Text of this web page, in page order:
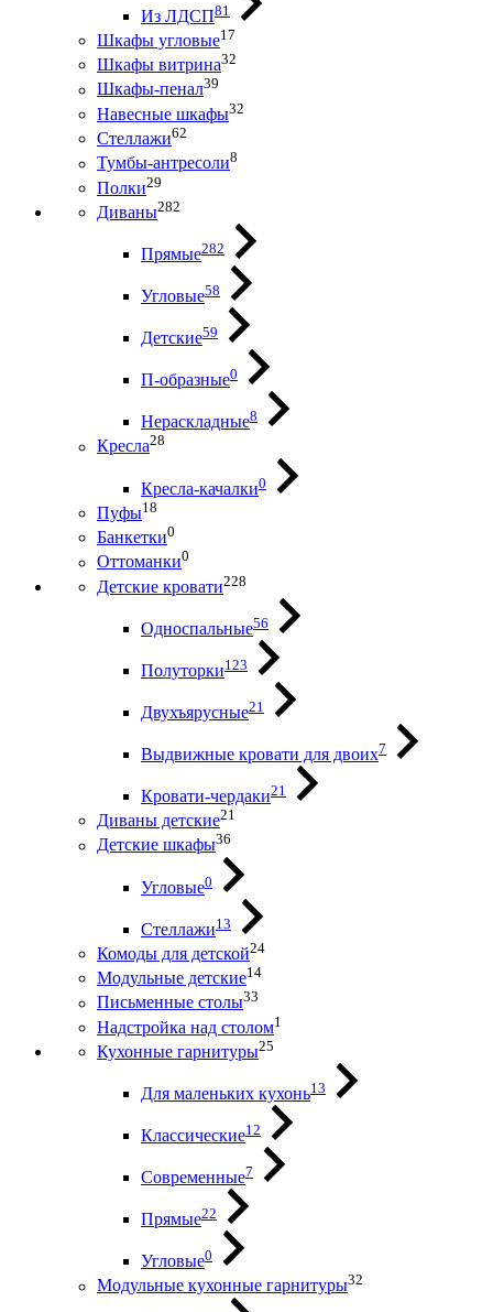
Из ЛДСП81
Шкафы угловые17
Шкафы витрина32
Шкафы-пенал39
Навесные шкафы32
Стеллажи62
Тумбы-антресоли8
Полки29
Диваны282
Прямые282
Угловые58
Детские59
П-образные0
Нераскладные8
Кресла28
Кресла-качалки0
Пуфы18
Банкетки0
Оттоманки0
Детские кровати228
Односпальные56
Полуторки123
Двухъярусные21
Выдвижные кровати для двоих7
Кровати-чердаки21
Диваны детские21
Детские шкафы36
Угловые0
Стеллажи13
Комоды для детской24
Модульные детские14
Письменные столы33
Надстройка над столом1
Кухонные гарнитуры25
Для маленьких кухонь13
Классические12
Современные7
Прямые22
Угловые0
Модульные кухонные гарнитуры32